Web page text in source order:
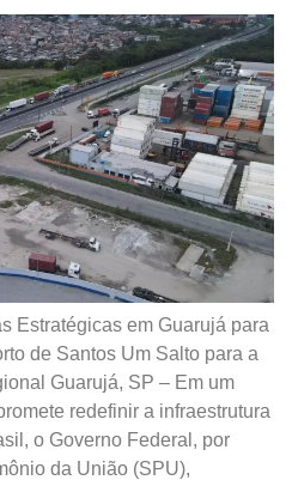
Estratégicas em Guarujá para
de Santos Um Salto para a
Guarujá, SP – Em um
redefinir a infraestrutura
o Governo Federal, por
da União (SPU),